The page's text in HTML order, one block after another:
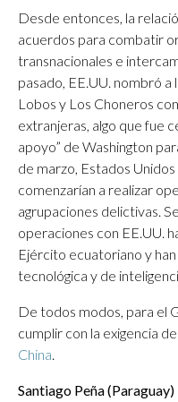
Desde entonces, la
acuerdos para combatir
transnacionales e
pasado, EE.UU. nombró
Lobos y Los Choneros
extranjeras, algo que fue
apoyo” de Washington
de marzo, Estados
comenzarían a realizar
agrupaciones delictivas.
operaciones con EE.UU.
Ejército ecuatoriano y
tecnológica y de
De todos modos, para el
cumplir con la exigencia
China.
Santiago Peña (Paraguay)